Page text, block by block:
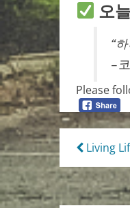
오
“
–
Please
Post
Living